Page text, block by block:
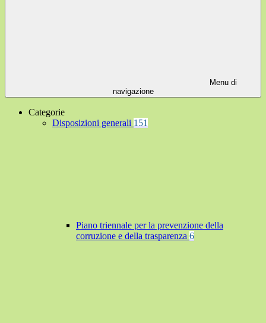
Menu di
navigazione
Categorie
Disposizioni generali 151
Piano triennale per la prevenzione della
corruzione e della trasparenza 6